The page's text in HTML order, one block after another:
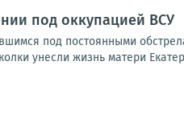
под оккупацией ВСУ
под постоянными
унесли жизнь матери